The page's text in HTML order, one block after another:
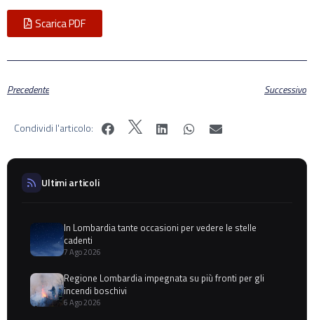
Scarica PDF
Precedente Successivo
Condividi l'articolo:
Ultimi articoli
In Lombardia tante occasioni per vedere le stelle
cadenti
7 Ago 2026
Regione Lombardia impegnata su più fronti per gli
incendi boschivi
6 Ago 2026